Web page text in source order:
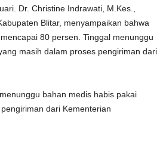
Dr. Christine Indrawati, M.Kes.,
Blitar, menyampaikan bahwa
80 persen. Tinggal menunggu
masih dalam proses pengiriman dari
bahan medis habis pakai
dari Kementerian